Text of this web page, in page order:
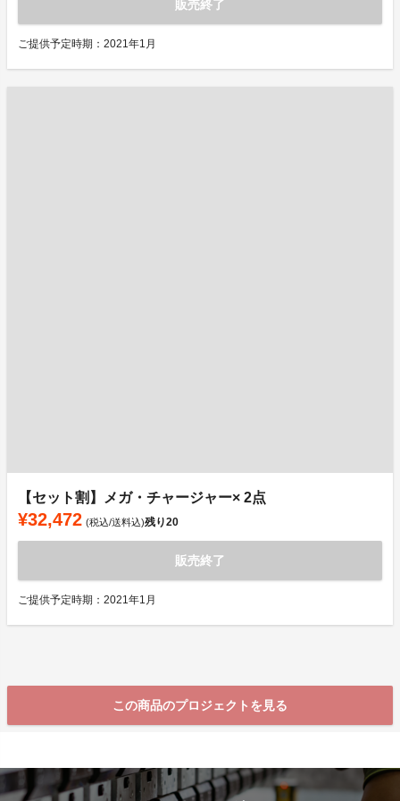
販売終了
ご提供予定時期：2021年1月
【セット割】メガ・チャージャー× 2点
¥32,472 (税込/送料込)残り20
販売終了
ご提供予定時期：2021年1月
この商品のプロジェクトを見る